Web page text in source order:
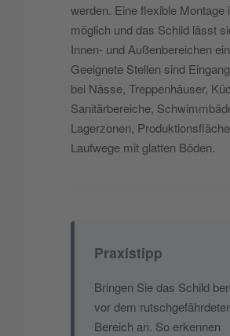
werden. Eine flexible Montage
möglich und das Schild lässt
Innen- und Außenbereichen
Geeignete Stellen sind
bei Nässe, Treppenhäuser,
Sanitärbereiche,
Lagerzonen,
Laufwege mit glatten Böden.
Praxistipp
Bringen Sie das Schild
vor dem
Bereich an. So erkennen